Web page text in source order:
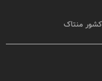
منتاک